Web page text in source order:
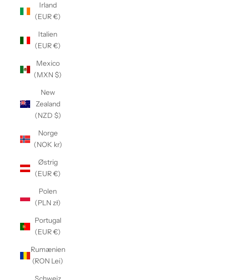
Irland
(EUR €)
Italien
(EUR €)
Mexico
(MXN $)
New
Zealand
(NZD $)
Norge
(NOK kr)
Østrig
(EUR €)
Polen
(PLN zł)
Portugal
(EUR €)
Rumænien
(RON Lei)